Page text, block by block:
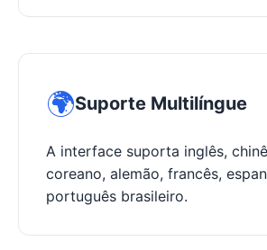
🌍Suporte Multilíngue
A interface suporta inglês,
coreano, alemão, francês,
português brasileiro.